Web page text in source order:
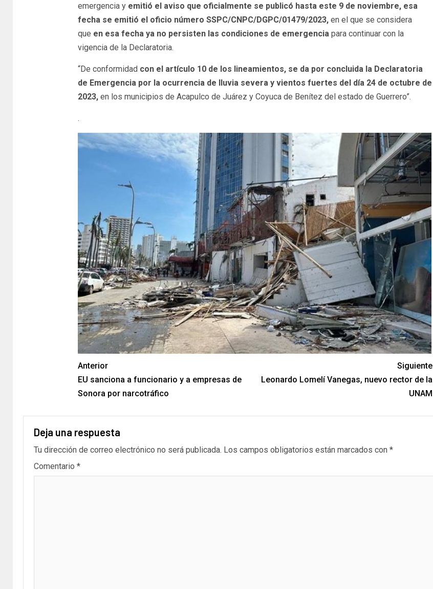
emergencia y emitió el aviso que oficialmente se publicó hasta este 9 de noviembre, esa
fecha se emitió el oficio número SSPC/CNPC/DGPC/01479/2023, en el que se considera
que en esa fecha ya no persisten las condiciones de emergenciapara continuar con la
vigencia de la Declaratoria.
“De conformidad con el artículo 10 de los lineamientos, se da por concluida la Declaratoria
de Emergencia por la ocurrencia de lluvia severa y vientos fuertes del día 24 de octubre de
2023, en los municipios de Acapulco de Juárez y Coyuca de Benítez del estado de Guerrero”.
.
Anterior
EU sanciona a funcionario y a empresas de
Sonora por narcotráfico
Siguiente
Leonardo Lomelí Vanegas, nuevo rector de la
UNAM
Deja una respuesta
Tu dirección de correo electrónico no será publicada. Los campos obligatorios están marcados con *
Comentario *